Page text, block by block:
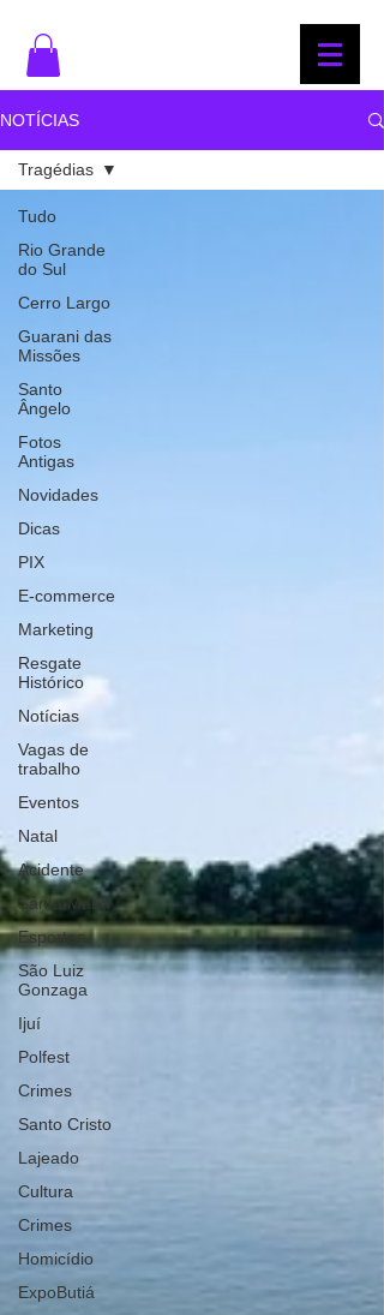
NOTÍCIAS
Tudo
Rio Grande
do Sul
Cerro Largo
Guarani das
Missões
Santo
Ângelo
Fotos
Antigas
Novidades
Dicas
PIX
E-commerce
Marketing
Resgate
Histórico
Notícias
Vagas de
trabalho
Eventos
Natal
Acidente
Santa Maria
Esportes
São Luiz
Gonzaga
Ijuí
Polfest
Crimes
Santo Cristo
Lajeado
Cultura
Crimes
Homicídio
ExpoButiá
Tragédias